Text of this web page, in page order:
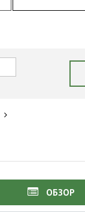
ОБЗОР